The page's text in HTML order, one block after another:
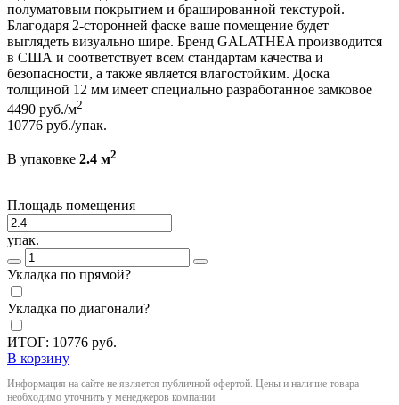
полуматовым покрытием и брашированной текстурой.
Благодаря 2-сторонней фаске ваше помещение будет
выглядеть визуально шире. Бренд GALATHEA производится
в США и соответствует всем стандартам качества и
безопасности, а также является влагостойким. Доска
толщиной 12 мм имеет специально разработанное замковое
4490 руб./м2
10776 руб./упак.
В упаковке 2.4 м2
Площадь помещения
упак.
Укладка по прямой?
Укладка по диагонали?
ИТОГ: 10776 руб.
В корзину
Информация на сайте не является публичной офертой. Цены и наличие товара
необходимо уточнить у менеджеров компании